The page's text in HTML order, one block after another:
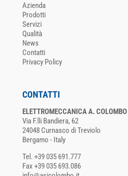
Azienda
Prodotti
Servizi
Qualità
News
Contatti
Privacy Policy
CONTATTI
ELETTROMECCANICA A. COLOMBO
Via F.lli Bandiera, 62
24048 Curnasco di Treviolo
Bergamo - Italy
Tel. +39 035 691.777
Fax +39 035 693.086